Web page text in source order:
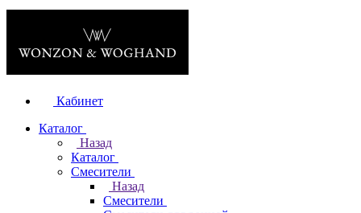
Кабинет
Каталог
Назад
Каталог
Смесители
Назад
Смесители